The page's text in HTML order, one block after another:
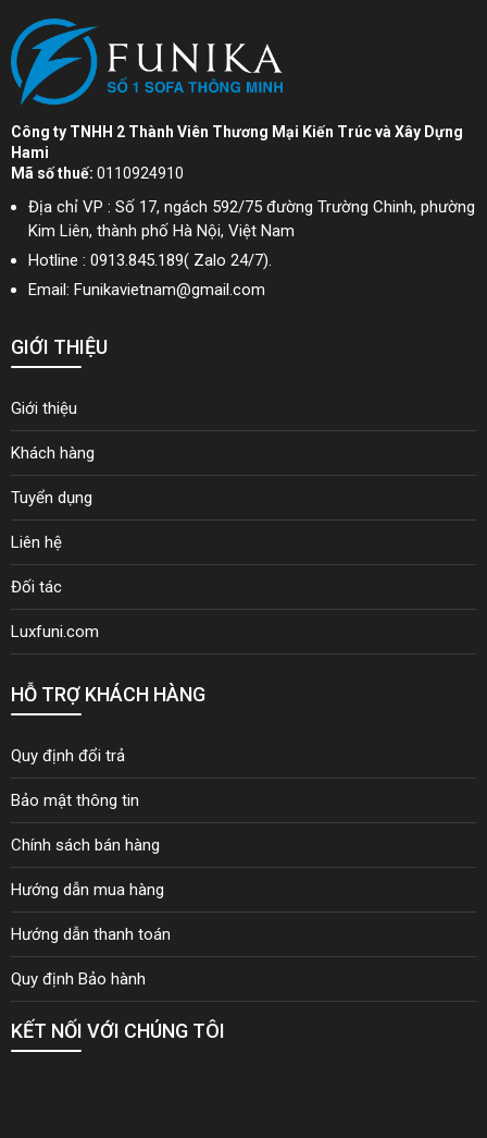
Công ty TNHH 2 Thành Viên Thương Mại Kiến Trúc và Xây Dựng
Hami
Mã số thuế: 0110924910
Địa chỉ VP : Số 17, ngách 592/75 đường Trường Chinh, phường
Kim Liên, thành phố Hà Nội, Việt Nam
Hotline : 0913.845.189( Zalo 24/7).
Email: Funikavietnam@gmail.com
GIỚI THIỆU
Giới thiệu
Khách hàng
Tuyển dụng
Liên hệ
Đối tác
Luxfuni.com
HỖ TRỢ KHÁCH HÀNG
Quy định đổi trả
Bảo mật thông tin
Chính sách bán hàng
Hướng dẫn mua hàng
Hướng dẫn thanh toán
Quy định Bảo hành
KẾT NỐI VỚI CHÚNG TÔI